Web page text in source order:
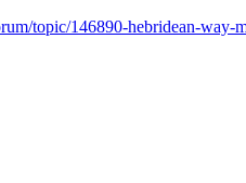
topic/146890-hebridean-way-